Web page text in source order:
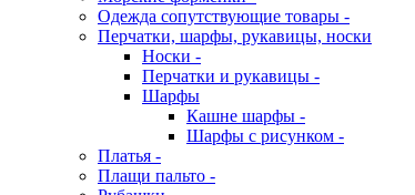
Одежда сопутствующие товары -
Перчатки, шарфы, рукавицы, носки
Носки -
Перчатки и рукавицы -
Шарфы
Кашне шарфы -
Шарфы с рисунком -
Платья -
Плащи пальто -